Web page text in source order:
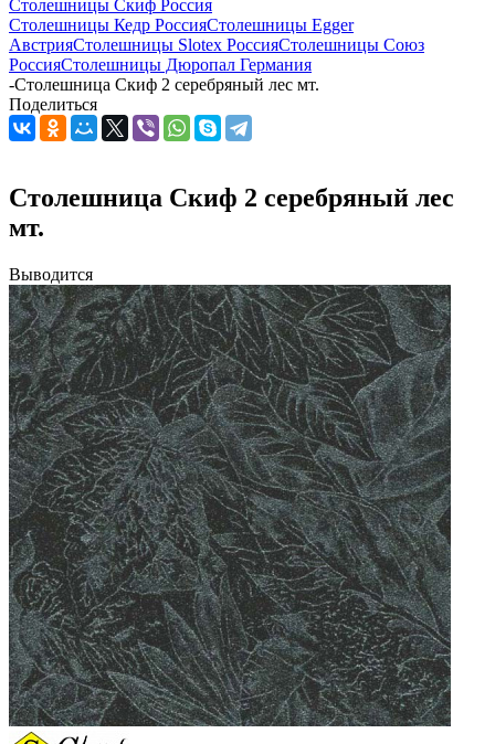
Столешницы Скиф Россия
Столешницы Кедр РоссияСтолешницы Egger
АвстрияСтолешницы Slotex РоссияСтолешницы Союз
РоссияСтолешницы Дюропал Германия
-Столешница Скиф 2 серебряный лес мт.
Поделиться
Столешница Скиф 2 серебряный лес
мт.
Выводится